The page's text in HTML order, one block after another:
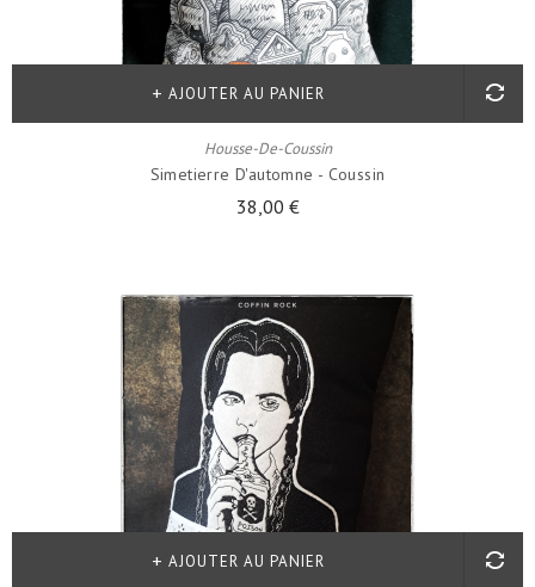
Housse-De-Coussin
Simetierre D'automne - Coussin
38,00 €
AJOUTER AU PANIER
AJOUTER AU PANIER